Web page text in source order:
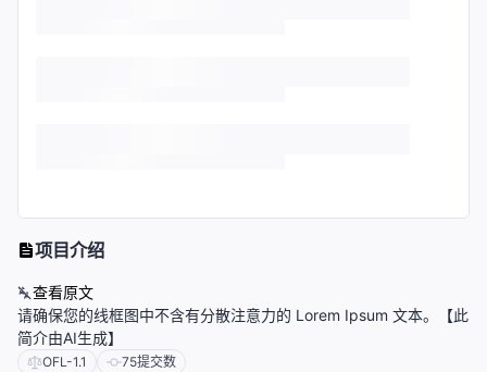
项目介绍
查看原文
请确保您的线框图中不含有分散注意力的 Lorem Ipsum 文本。【此
简介由AI生成】
OFL-1.1 75提交数